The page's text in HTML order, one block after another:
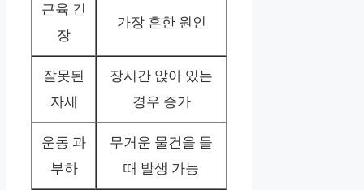
근육 긴
장
가장 흔한 원인
잘못된
자세
장시간 앉아 있는
경우 증가
운동 과
부하
무거운 물건을 들
때 발생 가능